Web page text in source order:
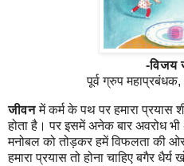
-विजय
पूर्व ग्रुप
जीवनमें कर्म के पथ पर हमारा प्रयास
होता है। पर इसमें अनेक बार अवरोध भी
मनोबल को तोड़कर हमें विफलता की
हमारा प्रयास तो होना चाहिए बगैर